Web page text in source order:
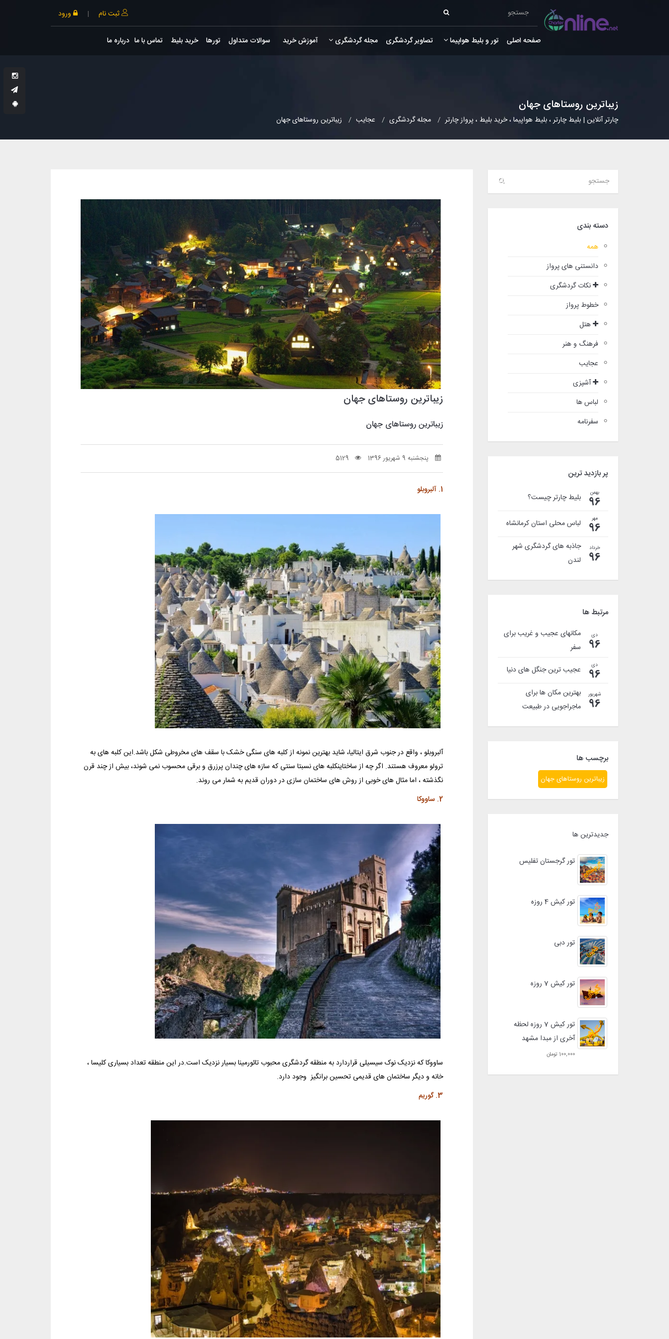
ثبت نام | ورود
صفحه اصلی تور و بلیط هواپیما تصاویر گردشگری مجله گردشگری آموزش خرید سوالات متداول تورها خرید بلیط تماس با ما درباره ما
زیباترین روستاهای جهان
چارتر آنلاین | بلیط چارتر ، بلیط هواپیما ، خرید بلیط ، پرواز چارتر مجله گردشگری عجایب زیباترین روستاهای جهان
دسته بندی
همه
دانستنی های پرواز
نکات گردشگری
خطوط پرواز
هتل
فرهنگ و هنر
عجایب
آشپزی
لباس ها
سفرنامه
پر بازدید ترین
بهمن
96 بلیط چارتر چیست؟
مهر
96 لباس محلی استان کرمانشاه
خرداد
96
جاذبه های گردشگری شهر
لندن
مرتبط ها
دی
96
مکانهای عجیب و غریب برای
سفر
دی
96 عجیب ترین جنگل های دنیا
شهریور
96
بهترین مکان ها برای
ماجراجویی در طبیعت
برچسب ها
زیباترین روستاهای جهان
جدیدترین ها
تور گرجستان تفلیس
تور کیش 4 روزه
تور دبی
تور کیش 7 روزه
تور کیش 7 روزه لحظه
آخری از مبدا مشهد
100,000 تومان
زیباترین روستاهای جهان
زیباترین روستاهای جهان
پنجشنبه 9 شهریور 1396 5129
1. آلبروبلو
آلبروبلو ، واقع در جنوب شرق ایتالیا، شاید بهترین نمونه از کلبه های سنگی خشک با سقف های مخروطی شکل باشد.این کلبه های به
ترولو معروف هستند. اگر چه از ساختاینکلبه های نسبتا سنتی که سازه های چندان پرزرق و برقی محسوب نمی شوند، بیش از چند قرن
نگذشته ، اما مثال های خوبی از روش های ساختمان سازی در دوران قدیم به شمار می روند.
2. ساووکا
ساووکا که نزدیک نوک سیسیلی قراردارد به منطقه گردشگری محبوب تائورمینا بسیار نزدیک است.در این منطقه تعداد بسیاری کلیسا ،
خانه و دیگر ساختمان های قدیمی تحسین برانگیز وجود دارد.
3. گوریم